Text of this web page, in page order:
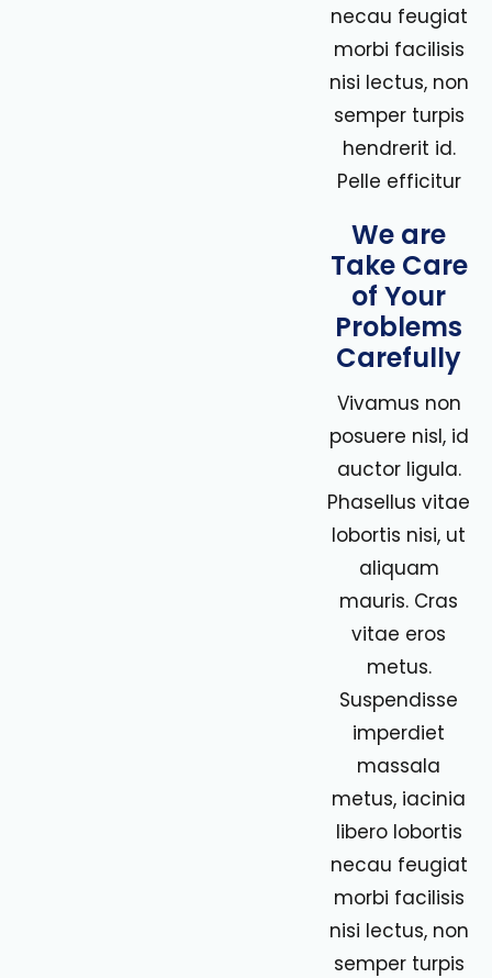
necau feugiat
morbi facilisis
nisi lectus, non
semper turpis
hendrerit id.
Pelle efficitur
We are
Take Care
of Your
Problems
Carefully
Vivamus non
posuere nisl, id
auctor ligula.
Phasellus vitae
lobortis nisi, ut
aliquam
mauris. Cras
vitae eros
metus.
Suspendisse
imperdiet
massala
metus, iacinia
libero lobortis
necau feugiat
morbi facilisis
nisi lectus, non
semper turpis